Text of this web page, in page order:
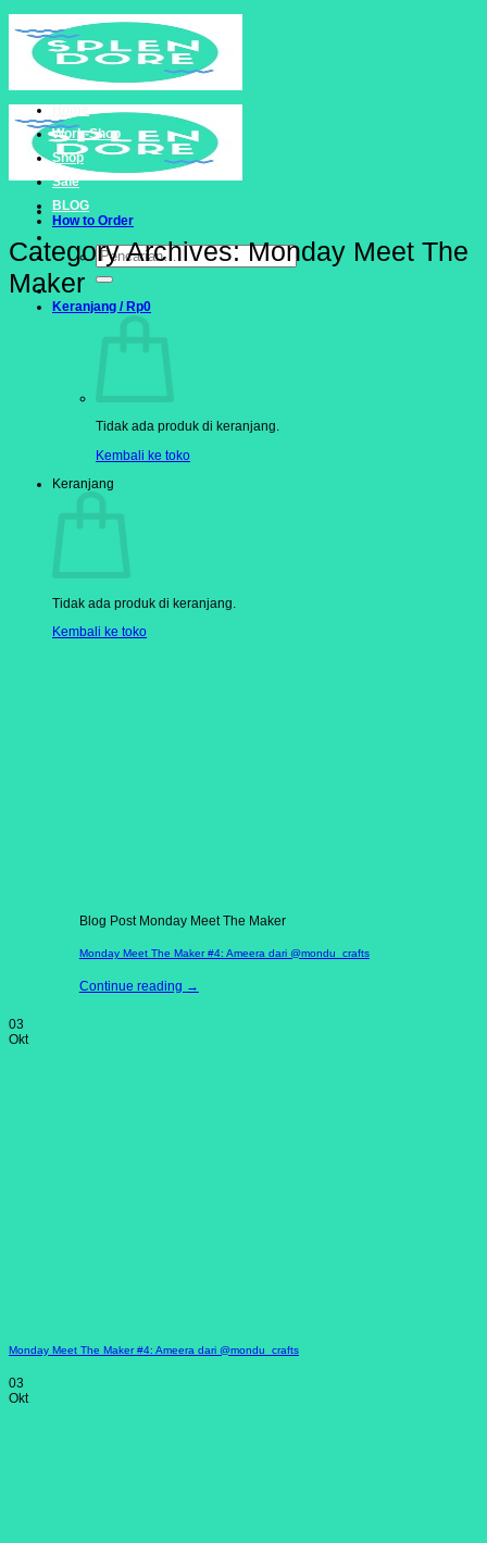
Skip
to
content
How to Order
Pencarian
untuk:
Keranjang / Rp0
Tidak ada produk di keranjang.
Kembali ke toko
Keranjang
Tidak ada produk di keranjang.
Kembali ke toko
Work-Shop
Shop
Sale
BLOG
Category Archives:Monday Meet The
Maker
Blog Post Monday Meet The Maker
Monday Meet The Maker #4: Ameera dari @mondu_crafts
Continue reading →
03
Okt
Monday Meet The Maker #4: Ameera dari @mondu_crafts
03
Okt